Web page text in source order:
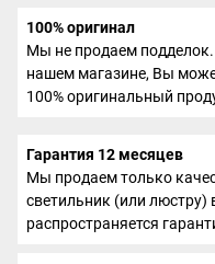
100% оригинал
Мы не продаем
нашем магазине, Вы
100% оригинальный
Гарантия 12 месяцев
Мы продаем только
светильник (или люстру)
распространяется